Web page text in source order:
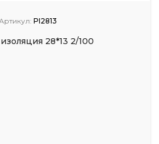
Артикул: PI2813
28*13 2/100